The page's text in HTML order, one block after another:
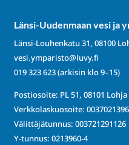
Länsi-Uudenmaan vesi ja
Länsi-Louhenkatu 31, 08100
vesi.ymparisto@luvy.fi
019 323 623(arkisin klo 9–15)
Postiosoite: PL 51, 08101 Lohja
Verkkolaskuosoite:
Välittäjätunnus: 003721291126
Y-tunnus: 0213960-4